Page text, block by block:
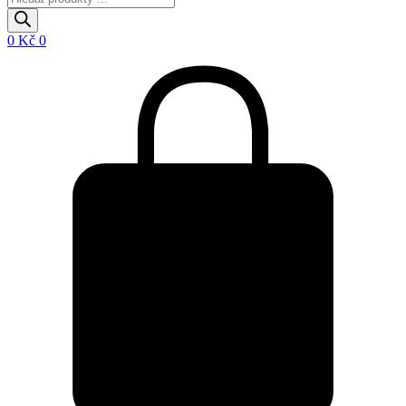
search
0 Kč 0